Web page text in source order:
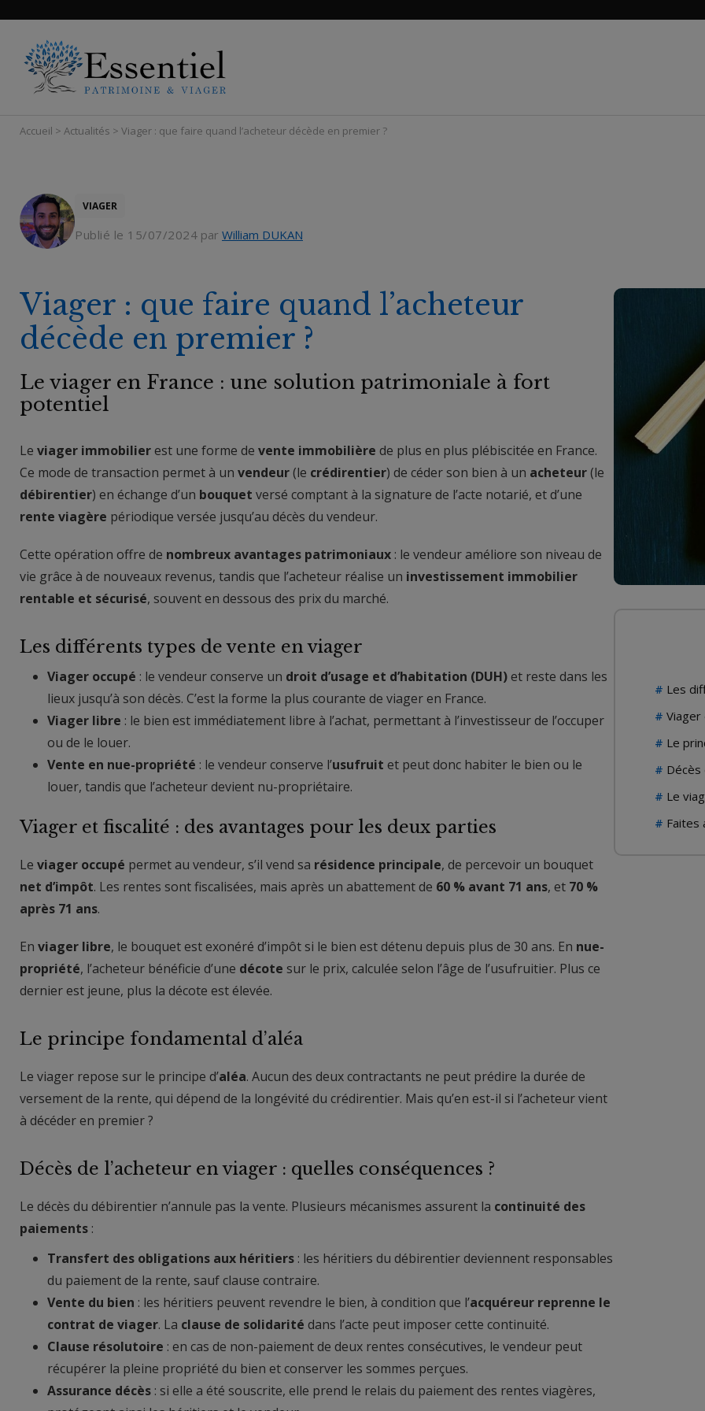
Accueil > Actualités > Viager : que faire quand l’acheteur décède en premier ?
VIAGER
Publié le 15/07/2024 par William DUKAN
Les
Le
Décès
Le
Faites
Viager : que faire quand l’acheteur
décède en premier ?
Le viager en France : une solution patrimoniale à fort
potentiel
Le viager immobilierest une forme de vente immobilière de plus en plus plébiscitée en France.
Ce mode de transaction permet à un vendeur(le crédirentier) de céder son bien à un acheteur(le
débirentier) en échange d’un bouquet versé comptant à la signature de l’acte notarié, et d’une
rente viagère périodique versée jusqu’au décès du vendeur.
Cette opération offre de nombreux avantages patrimoniaux : le vendeur améliore son niveau de
vie grâce à de nouveaux revenus, tandis que l’acheteur réalise un investissement immobilier
rentable et sécurisé, souvent en dessous des prix du marché.
Les différents types de vente en viager
Viager occupé : le vendeur conserve un droit d’usage et d’habitation (DUH)et reste dans les
lieux jusqu’à son décès. C’est la forme la plus courante de viager en France.
Viager libre : le bien est immédiatement libre à l’achat, permettant à l’investisseur de l’occuper
ou de le louer.
Vente en nue-propriété : le vendeur conserve l’usufruit et peut donc habiter le bien ou le
louer, tandis que l’acheteur devient nu-propriétaire.
Viager et fiscalité : des avantages pour les deux parties
Le viager occupé permet au vendeur, s’il vend sa résidence principale, de percevoir un bouquet
net d’impôt. Les rentes sont fiscalisées, mais après un abattement de 60 % avant 71 ans, et 70 %
après 71 ans.
En viager libre, le bouquet est exonéré d’impôt si le bien est détenu depuis plus de 30 ans. En nue-
propriété, l’acheteur bénéficie d’une décote sur le prix, calculée selon l’âge de l’usufruitier. Plus ce
dernier est jeune, plus la décote est élevée.
Le principe fondamental d’aléa
Le viager repose sur le principe d’aléa. Aucun des deux contractants ne peut prédire la durée de
versement de la rente, qui dépend de la longévité du crédirentier. Mais qu’en est-il si l’acheteur vient
à décéder en premier ?
Décès de l’acheteur en viager : quelles conséquences ?
Le décès du débirentier n’annule pas la vente. Plusieurs mécanismes assurent la continuité des
paiements :
Transfert des obligations aux héritiers : les héritiers du débirentier deviennent responsables
du paiement de la rente, sauf clause contraire.
Vente du bien : les héritiers peuvent revendre le bien, à condition que l’acquéreur reprenne le
contrat de viager. La clause de solidarité dans l’acte peut imposer cette continuité.
Clause résolutoire : en cas de non-paiement de deux rentes consécutives, le vendeur peut
récupérer la pleine propriété du bien et conserver les sommes perçues.
Assurance décès : si elle a été souscrite, elle prend le relais du paiement des rentes viagères,